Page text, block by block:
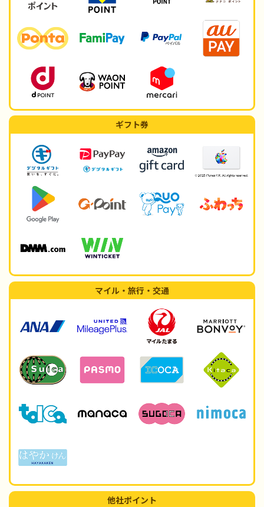
ギフト券
マイル・旅行・交通
他社ポイント